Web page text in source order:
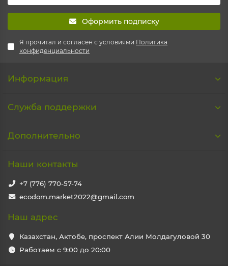
Оформить подписку
Я прочитал и согласен с условиями Политика
конфиденциальности
Информация
Служба поддержки
Дополнительно
Наши контакты
+7 (776) 770-57-74
ecodom.market2022@gmail.com
Наш адрес
Казахстан, Актобе, проспект Алии Молдагуловой 30
Работаем с 9:00 до 20:00